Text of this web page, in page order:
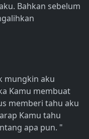
Bahkan sebelum
mungkin aku
Kamu membuat
memberi tahu aku
Kamu tahu
apa pun. "